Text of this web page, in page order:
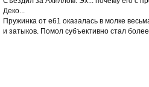
Деко...
Пружинка от е61 оказалась в молке
и затыков. Помол субъективно стал